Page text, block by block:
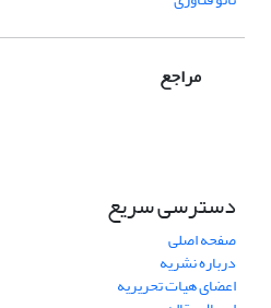
مراجع
دسترسی سریع
صفحه اصلی
درباره نشریه
اعضای هیات تحریریه